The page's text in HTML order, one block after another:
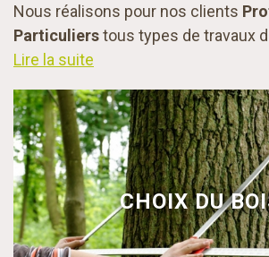
Nous réalisons pour nos clients
Particulierstous types de travaux
Lire la suite
CHOIX DU